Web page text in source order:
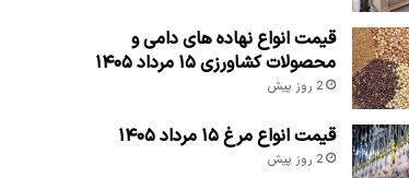
قیمت انواع نهاده های دامی و
محصولات کشاورزی ۱۵ مرداد ۱۴۰۵
2 روز پیش
قیمت انواع مرغ ۱۵ مرداد ۱۴۰۵
2 روز پیش